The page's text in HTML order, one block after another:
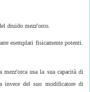
druido mezz'orco.
esemplari fisicamente potenti.
usa la sua capacità di
invece del suo modificatore di